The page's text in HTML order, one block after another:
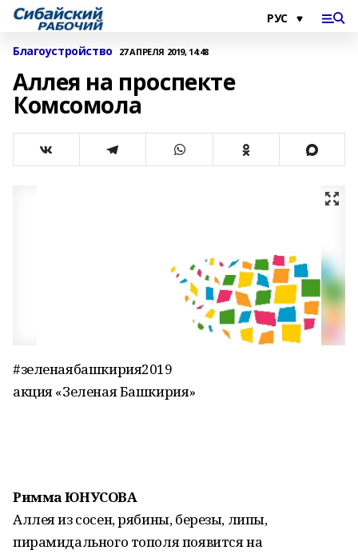
Благоустройство 27 АПРЕЛЯ 2019, 14:48
Аллея на проспекте
Комсомола
#зеленаябашкирия2019
акция «Зеленая Башкирия»
Римма ЮНУСОВА
Аллея из сосен, рябины, березы, липы,
пирамидального тополя появится на